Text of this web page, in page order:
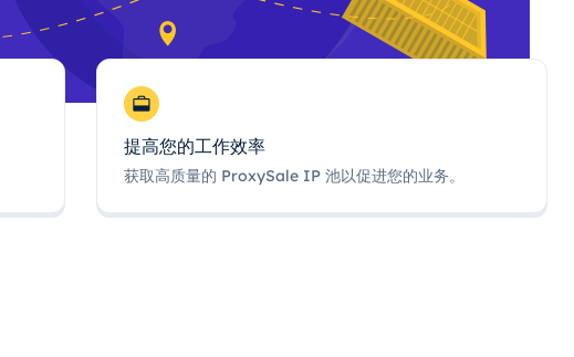
提高您的工作效率
获取高质量的 ProxySale IP 池以促进您的业务。